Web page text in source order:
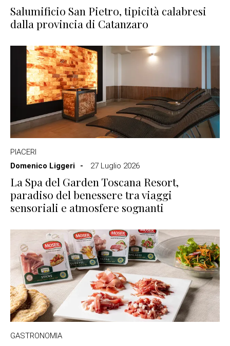
Salumificio San Pietro, tipicità calabresi
dalla provincia di Catanzaro
PIACERI
Domenico Liggeri
27 Luglio 2026
La Spa del Garden Toscana Resort,
paradiso del benessere tra viaggi
sensoriali e atmosfere sognanti
GASTRONOMIA